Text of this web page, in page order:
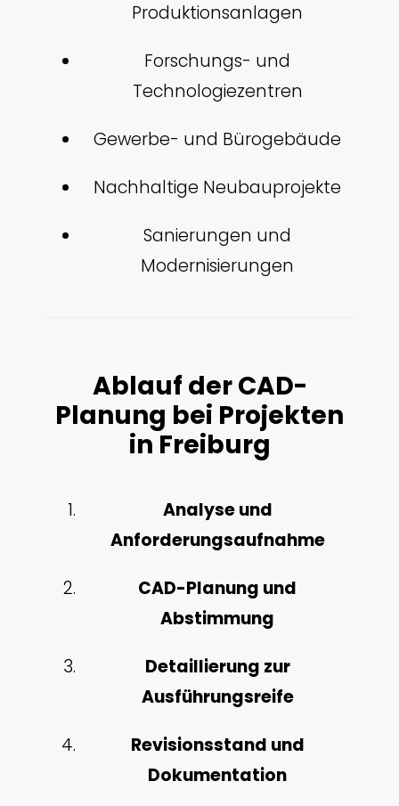
Produktionsanlagen
Forschungs- und
Technologiezentren
Gewerbe- und Bürogebäude
Nachhaltige Neubauprojekte
Sanierungen und
Modernisierungen
Ablauf der CAD-
Planung bei Projekten
in Freiburg
Analyse und
Anforderungsaufnahme
CAD-Planung und
Abstimmung
Detaillierung zur
Ausführungsreife
Revisionsstand und
Dokumentation